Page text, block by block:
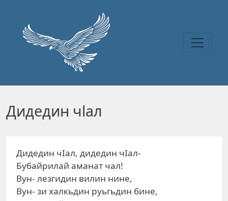
Дидедин чlал
Дидедин чIал, дидедин чIал-
Бубайрилай аманат чал!
Вун- лезгидин вилин нине,
Вун- зи халкьдин руьгьдин бине,